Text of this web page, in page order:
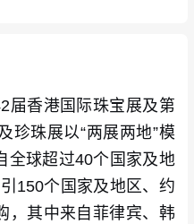
届香港国际珠宝展及第
珍珠展以“两展两地”模
全球超过40个国家及地
150个国家及地区、约
，其中来自菲律宾、韩